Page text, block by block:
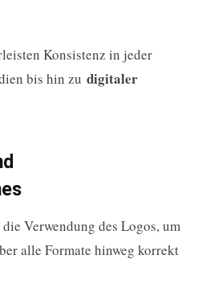
Konsistenz in jeder
bis hin zu digitaler
Verwendung des Logos, um
alle Formate hinweg korrekt